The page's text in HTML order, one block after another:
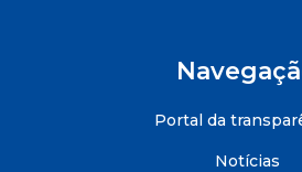
Portal da
Notícias